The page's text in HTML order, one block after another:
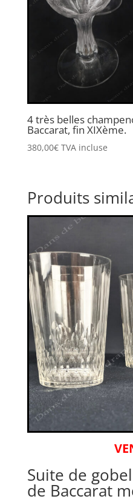
4 très belles
Baccarat, fin XIXème.
380,00€ TVA incluse
Produits
Suite de
de Baccarat